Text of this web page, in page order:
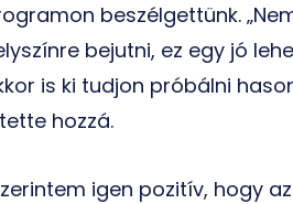
beszélgettünk.
bejutni, ez egy jó
is ki tudjon próbálni
hozzá.
igen pozitív, hogy